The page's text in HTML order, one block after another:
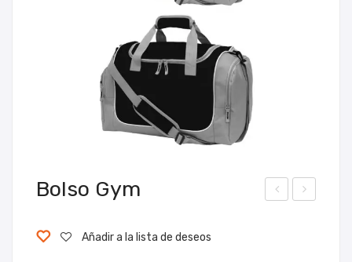
Bolso Gym
Añadir a la lista de deseos